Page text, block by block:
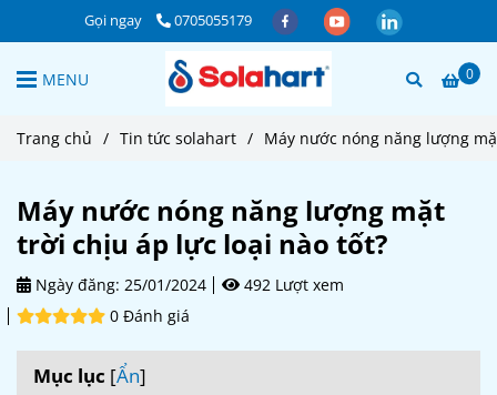
Gọi ngay 0705055179
0
MENU
Trang chủ / Tin tức solahart / Máy nước nóng năng lượng
Máy nước nóng năng lượng mặt
trời chịu áp lực loại nào tốt?
Ngày đăng: 25/01/2024
492 Lượt xem
0 Đánh giá
Mục lục [Ẩn]